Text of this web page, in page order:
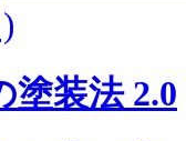
塗装法 2.0